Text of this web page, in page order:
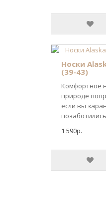
Носки
(39-43)
Комфортное
природе
если вы
1 590р.